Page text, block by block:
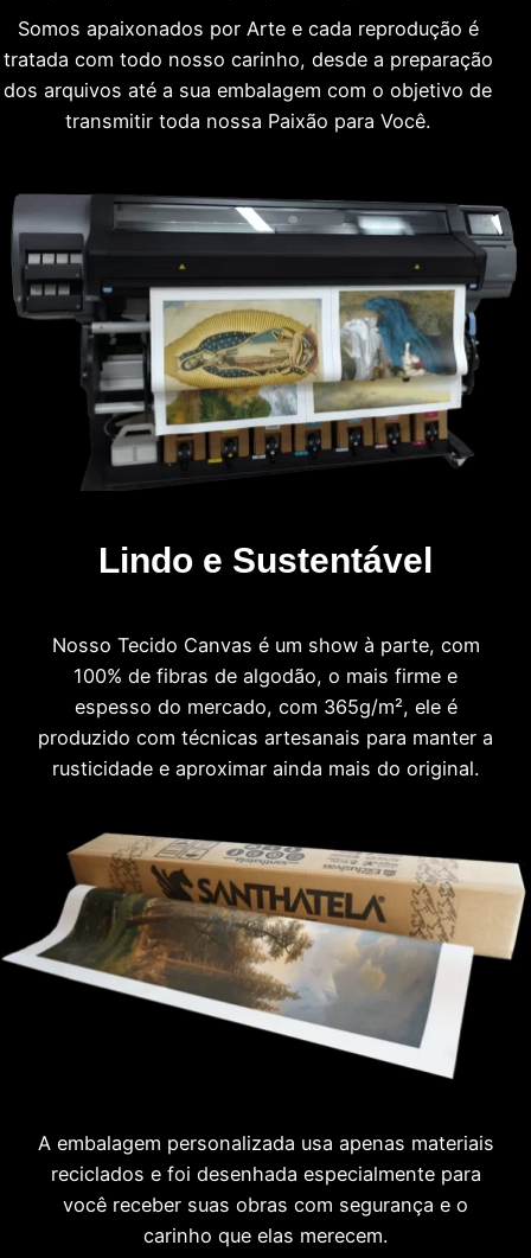
Somos apaixonados por Arte e cada reprodução é
tratada com todo nosso carinho, desde a preparação
dos arquivos até a sua embalagem com o objetivo de
transmitir toda nossa Paixão para Você.
Lindo e Sustentável
Nosso Tecido Canvas é um show à parte, com
100% de fibras de algodão, o mais firme e
espesso do mercado, com 365g/m², ele é
produzido com técnicas artesanais para manter a
rusticidade e aproximar ainda mais do original.
A embalagem personalizada usa apenas materiais
reciclados e foi desenhada especialmente para
você receber suas obras com segurança e o
carinho que elas merecem.